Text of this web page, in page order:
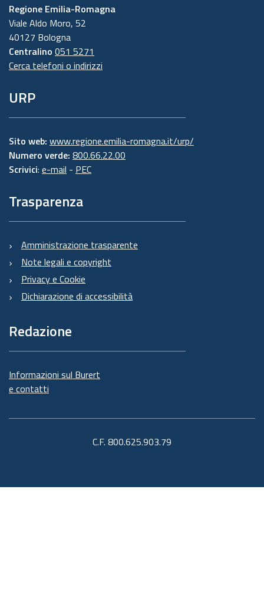
Regione Emilia-Romagna
Viale Aldo Moro, 52
40127 Bologna
Centralino 051 5271
Cerca telefoni o indirizzi
URP
Sito web: www.regione.emilia-romagna.it/urp/
Numero verde: 800.66.22.00
Scrivici: e-mail - PEC
Trasparenza
Amministrazione trasparente
Note legali e copyright
Privacy e Cookie
Dichiarazione di accessibilità
Redazione
Informazioni sul Burert
e contatti
C.F. 800.625.903.79